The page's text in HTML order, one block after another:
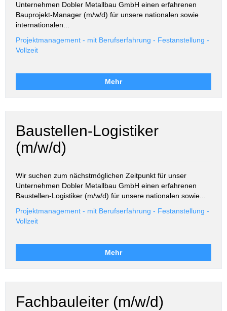
Unternehmen Dobler Metallbau GmbH einen erfahrenen
Bauprojekt-Manager (m/w/d) für unsere nationalen sowie
internationalen...
Projektmanagement - mit Berufserfahrung - Festanstellung -
Vollzeit
Mehr
Baustellen-Logistiker
(m/w/d)
Wir suchen zum nächstmöglichen Zeitpunkt für unser
Unternehmen Dobler Metallbau GmbH einen erfahrenen
Baustellen-Logistiker (m/w/d) für unsere nationalen sowie...
Projektmanagement - mit Berufserfahrung - Festanstellung -
Vollzeit
Mehr
Fachbauleiter (m/w/d)